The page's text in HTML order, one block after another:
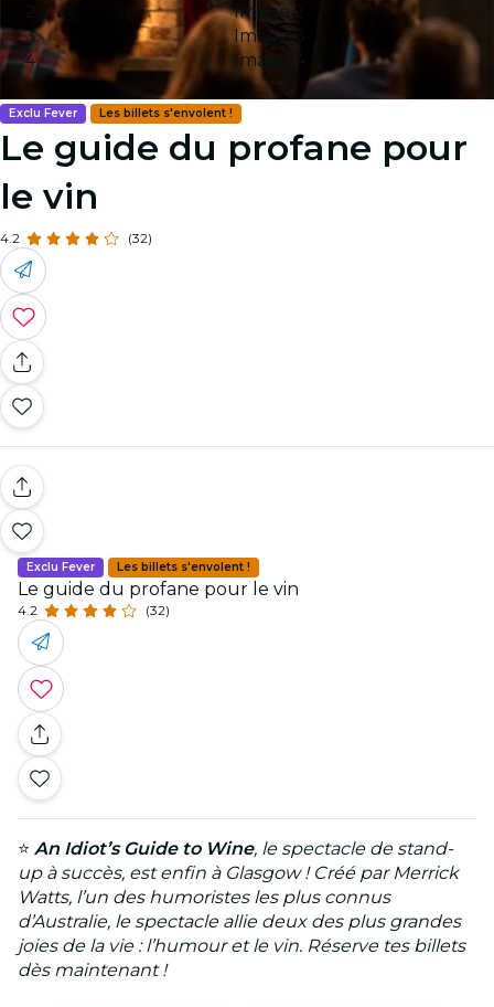
Image 2
Image 3
Image 4
Exclu Fever Les billets s'envolent !
Le guide du profane pour
le vin
4.2 (32)
Exclu Fever Les billets s'envolent !
Le guide du profane pour le vin
4.2 (32)
⭐ An Idiot’s Guide to Wine, le spectacle de stand-
up à succès, est enfin à Glasgow ! Créé par Merrick
Watts, l’un des humoristes les plus connus
d’Australie, le spectacle allie deux des plus grandes
joies de la vie : l’humour et le vin. Réserve tes billets
dès maintenant !